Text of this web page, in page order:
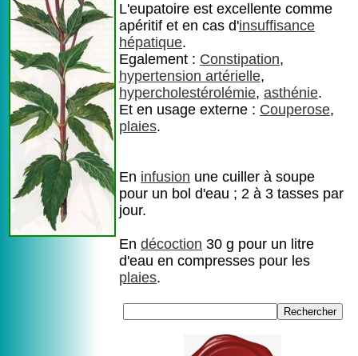
L'eupatoire est excellente comme
apéritif et en cas d'insuffisance
hépatique.
Egalement : Constipation,
hypertension artérielle,
hypercholestérolémie, asthénie.
Et en usage externe : Couperose,
plaies.
En infusion une cuiller à soupe
pour un bol d'eau ; 2 à 3 tasses par
jour.
En décoction 30 g pour un litre
d'eau en compresses pour les
plaies.